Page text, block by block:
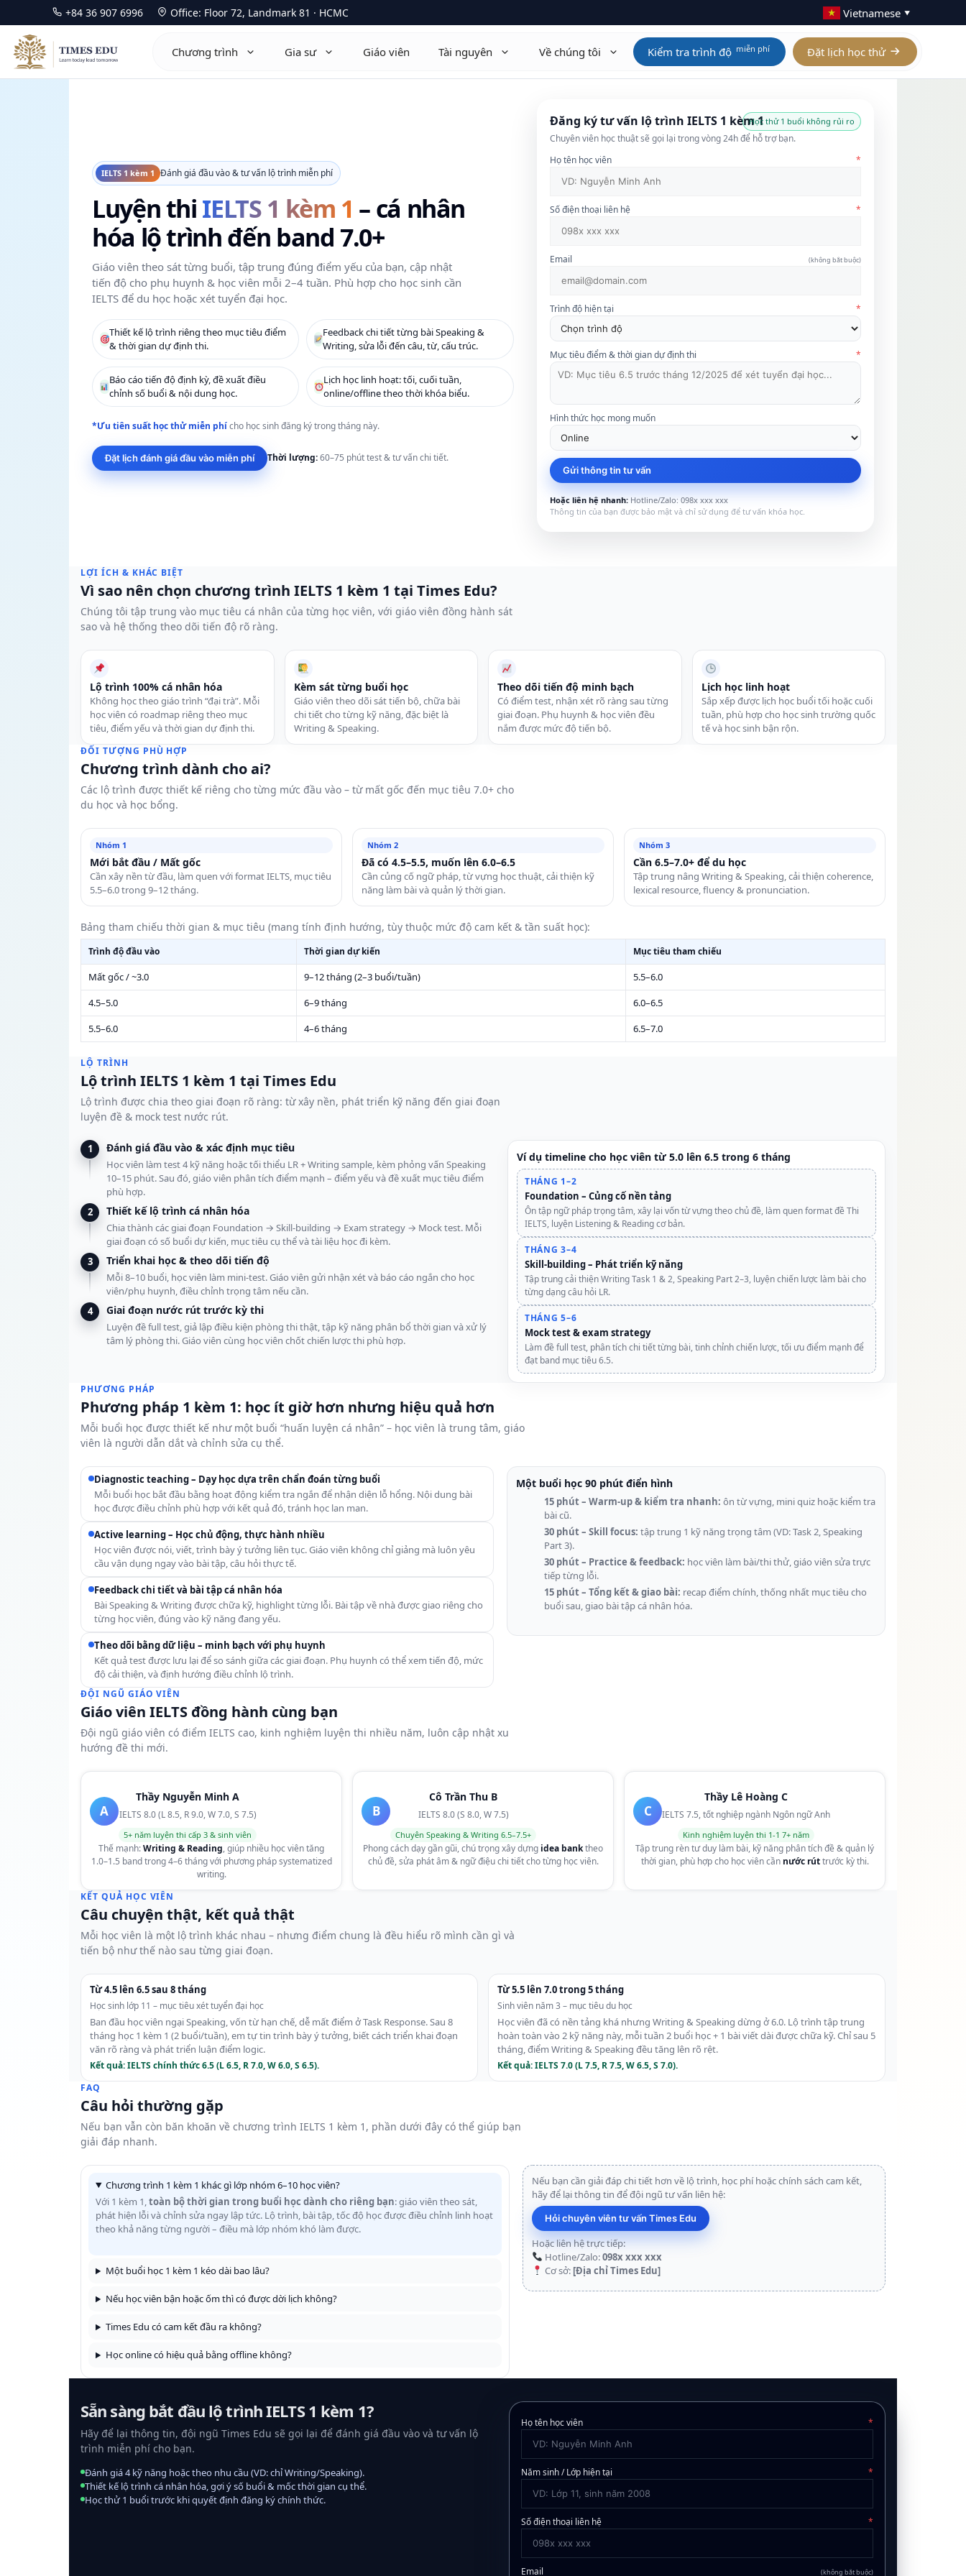
+84 36 907 6996 Office: Floor 72, Landmark 81 · HCMC Vietnamese ▼
đến
nội
dung
Chương trình
Chemistry 0620
Biology 0610
Computer Science 0478
Economics 0455
Business 0450
Add Math 0606
+7 môn khác
Xem tất cả 15 môn
Chemistry 9701
Biology
Economics 9708
Computer Science 9618
+ 5 môn khác
Xem tất cả 12 môn
Math AA · Math AI
Xem tất cả 20 môn
Calculus AB / BC
Physics
Chemistry
Homeschool IGCSE
Digital SAT
Gia sư Giáo viên Tài nguyên Về chúng tôi Kiểm tra trình độ miễn phí Đặt lịch học thử
IELTS 1 kèm 1 Đánh giá đầu vào & tư vấn lộ trình miễn phí
Luyện thiIELTS 1 kèm 1 – cá nhân
hóa lộ trình đến band 7.0+
Giáo viên theo sát từng buổi, tập trung đúng điểm yếu của bạn, cập nhật
tiến độ cho phụ huynh & học viên mỗi 2–4 tuần. Phù hợp cho học sinh cần
IELTS để du học hoặc xét tuyển đại học.
Thiết kế lộ trình riêng theo mục tiêu điểm
& thời gian dự định thi.
Feedback chi tiết từng bài Speaking &
Writing, sửa lỗi đến câu, từ, cấu trúc.
Báo cáo tiến độ định kỳ, đề xuất điều
chỉnh số buổi & nội dung học.
Lịch học linh hoạt: tối, cuối tuần,
online/offline theo thời khóa biểu.
*Ưu tiên suất học thử miễn phícho học sinh đăng ký trong tháng này.
Đặt lịch đánh giá đầu vào miễn phí Thời lượng:60–75 phút test & tư vấn chi tiết.
Đăng ký tư vấn lộ trình IELTS 1 kèm 1
Chuyên viên học thuật sẽ gọi lại trong vòng 24h để hỗ trợ bạn.
Học thử 1 buổi không rủi ro
Họ tên học viên *
Số điện thoại liên hệ *
Email (không bắt buộc)
Trình độ hiện tại *
Mục tiêu điểm & thời gian dự định thi *
Hình thức học mong muốn
Gửi thông tin tư vấn
Hoặc liên hệ nhanh:Hotline/Zalo: 098x xxx xxx
Thông tin của bạn được bảo mật và chỉ sử dụng để tư vấn khóa học.
LỢI ÍCH & KHÁC BIỆT
Vì sao nên chọn chương trình IELTS 1 kèm 1 tại Times Edu?
Chúng tôi tập trung vào mục tiêu cá nhân của từng học viên, với giáo viên đồng hành sát
sao và hệ thống theo dõi tiến độ rõ ràng.
Lộ trình 100% cá nhân hóa
Không học theo giáo trình “đại trà”. Mỗi
học viên có roadmap riêng theo mục
tiêu, điểm yếu và thời gian dự định thi.
Kèm sát từng buổi học
Giáo viên theo dõi sát tiến bộ, chữa bài
chi tiết cho từng kỹ năng, đặc biệt là
Writing & Speaking.
Theo dõi tiến độ minh bạch
Có điểm test, nhận xét rõ ràng sau từng
giai đoạn. Phụ huynh & học viên đều
nắm được mức độ tiến bộ.
Lịch học linh hoạt
Sắp xếp được lịch học buổi tối hoặc cuối
tuần, phù hợp cho học sinh trường quốc
tế và học sinh bận rộn.
ĐỐI TƯỢNG PHÙ HỢP
Chương trình dành cho ai?
Các lộ trình được thiết kế riêng cho từng mức đầu vào – từ mất gốc đến mục tiêu 7.0+ cho
du học và học bổng.
Nhóm 1
Mới bắt đầu / Mất gốc
Cần xây nền từ đầu, làm quen với format IELTS, mục tiêu
5.5–6.0 trong 9–12 tháng.
Nhóm 2
Đã có 4.5–5.5, muốn lên 6.0–6.5
Cần củng cố ngữ pháp, từ vựng học thuật, cải thiện kỹ
năng làm bài và quản lý thời gian.
Nhóm 3
Cần 6.5–7.0+ để du học
Tập trung nâng Writing & Speaking, cải thiện coherence,
lexical resource, fluency & pronunciation.
Bảng tham chiếu thời gian & mục tiêu (mang tính định hướng, tùy thuộc mức độ cam kết & tần suất học):
Trình độ đầu vào Thời gian dự kiến Mục tiêu tham chiếu
Mất gốc / ~3.0 9–12 tháng (2–3 buổi/tuần)
5.5–6.0
4.5–5.0
6–9 tháng
6.0–6.5
5.5–6.0
4–6 tháng 6.5–7.0
LỘ TRÌNH
Lộ trình IELTS 1 kèm 1 tại Times Edu
Lộ trình được chia theo giai đoạn rõ ràng: từ xây nền, phát triển kỹ năng đến giai đoạn
luyện đề & mock test nước rút.
1 Đánh giá đầu vào & xác định mục tiêu
Học viên làm test 4 kỹ năng hoặc tối thiểu LR + Writing sample, kèm phỏng vấn Speaking
10–15 phút. Sau đó, giáo viên phân tích điểm mạnh – điểm yếu và đề xuất mục tiêu điểm
phù hợp.
2
Thiết kế lộ trình cá nhân hóa
Chia thành các giai đoạn Foundation → Skill-building → Exam strategy → Mock test. Mỗi
giai đoạn có số buổi dự kiến, mục tiêu cụ thể và tài liệu học đi kèm.
3
Triển khai học & theo dõi tiến độ
Mỗi 8–10 buổi, học viên làm mini-test. Giáo viên gửi nhận xét và báo cáo ngắn cho học
viên/phụ huynh, điều chỉnh trọng tâm nếu cần.
4
Giai đoạn nước rút trước kỳ thi
Luyện đề full test, giả lập điều kiện phòng thi thật, tập kỹ năng phân bổ thời gian và xử lý
tâm lý phòng thi. Giáo viên cùng học viên chốt chiến lược thi phù hợp.
Ví dụ timeline cho học viên từ 5.0 lên 6.5 trong 6 tháng
THÁNG 1–2
Foundation – Củng cố nền tảng
Ôn tập ngữ pháp trọng tâm, xây lại vốn từ vựng theo chủ đề, làm quen format đề Thi
IELTS, luyện Listening & Reading cơ bản.
THÁNG 3–4
Skill-building – Phát triển kỹ năng
Tập trung cải thiện Writing Task 1 & 2, Speaking Part 2–3, luyện chiến lược làm bài cho
từng dạng câu hỏi LR.
THÁNG 5–6
Mock test & exam strategy
Làm đề full test, phân tích chi tiết từng bài, tinh chỉnh chiến lược, tối ưu điểm mạnh để
đạt band mục tiêu 6.5.
PHƯƠNG PHÁP
Phương pháp 1 kèm 1: học ít giờ hơn nhưng hiệu quả hơn
Mỗi buổi học được thiết kế như một buổi “huấn luyện cá nhân” – học viên là trung tâm, giáo
viên là người dẫn dắt và chỉnh sửa cụ thể.
Diagnostic teaching – Dạy học dựa trên chẩn đoán từng buổi
Mỗi buổi học bắt đầu bằng hoạt động kiểm tra ngắn để nhận diện lỗ hổng. Nội dung bài
học được điều chỉnh phù hợp với kết quả đó, tránh học lan man.
Active learning – Học chủ động, thực hành nhiều
Học viên được nói, viết, trình bày ý tưởng liên tục. Giáo viên không chỉ giảng mà luôn yêu
cầu vận dụng ngay vào bài tập, câu hỏi thực tế.
Feedback chi tiết và bài tập cá nhân hóa
Bài Speaking & Writing được chữa kỹ, highlight từng lỗi. Bài tập về nhà được giao riêng cho
từng học viên, đúng vào kỹ năng đang yếu.
Theo dõi bằng dữ liệu – minh bạch với phụ huynh
Kết quả test được lưu lại để so sánh giữa các giai đoạn. Phụ huynh có thể xem tiến độ, mức
độ cải thiện, và định hướng điều chỉnh lộ trình.
Một buổi học 90 phút điển hình
15 phút – Warm-up & kiểm tra nhanh: ôn từ vựng, mini quiz hoặc kiểm tra
bài cũ.
30 phút – Skill focus: tập trung 1 kỹ năng trọng tâm (VD: Task 2, Speaking
Part 3).
30 phút – Practice & feedback: học viên làm bài/thi thử, giáo viên sửa trực
tiếp từng lỗi.
15 phút – Tổng kết & giao bài: recap điểm chính, thống nhất mục tiêu cho
buổi sau, giao bài tập cá nhân hóa.
ĐỘI NGŨ GIÁO VIÊN
Giáo viên IELTS đồng hành cùng bạn
Đội ngũ giáo viên có điểm IELTS cao, kinh nghiệm luyện thi nhiều năm, luôn cập nhật xu
hướng đề thi mới.
A
Thầy Nguyễn Minh A
IELTS 8.0 (L 8.5, R 9.0, W 7.0, S 7.5)
5+ năm luyện thi cấp 3 & sinh viên
Thế mạnh:Writing & Reading, giúp nhiều học viên tăng
1.0–1.5 band trong 4–6 tháng với phương pháp systematized
writing.
B
Cô Trần Thu B
IELTS 8.0 (S 8.0, W 7.5)
Chuyên Speaking & Writing 6.5–7.5+
Phong cách dạy gần gũi, chú trọng xây dựng idea banktheo
chủ đề, sửa phát âm & ngữ điệu chi tiết cho từng học viên.
C
Thầy Lê Hoàng C
IELTS 7.5, tốt nghiệp ngành Ngôn ngữ Anh
Kinh nghiệm luyện thi 1-1 7+ năm
Tập trung rèn tư duy làm bài, kỹ năng phân tích đề & quản lý
thời gian, phù hợp cho học viên cần nước rúttrước kỳ thi.
KẾT QUẢ HỌC VIÊN
Câu chuyện thật, kết quả thật
Mỗi học viên là một lộ trình khác nhau – nhưng điểm chung là đều hiểu rõ mình cần gì và
tiến bộ như thế nào sau từng giai đoạn.
Từ 4.5 lên 6.5 sau 8 tháng
Học sinh lớp 11 – mục tiêu xét tuyển đại học
Ban đầu học viên ngại Speaking, vốn từ hạn chế, dễ mất điểm ở Task Response. Sau 8
tháng học 1 kèm 1 (2 buổi/tuần), em tự tin trình bày ý tưởng, biết cách triển khai đoạn
văn rõ ràng và phát triển luận điểm logic.
Kết quả: IELTS chính thức 6.5 (L 6.5, R 7.0, W 6.0, S 6.5).
Từ 5.5 lên 7.0 trong 5 tháng
Sinh viên năm 3 – mục tiêu du học
Học viên đã có nền tảng khá nhưng Writing & Speaking dừng ở 6.0. Lộ trình tập trung
hoàn toàn vào 2 kỹ năng này, mỗi tuần 2 buổi học + 1 bài viết dài được chữa kỹ. Chỉ sau 5
tháng, điểm Writing & Speaking đều tăng lên rõ rệt.
Kết quả: IELTS 7.0 (L 7.5, R 7.5, W 6.5, S 7.0).
FAQ
Câu hỏi thường gặp
Nếu bạn vẫn còn băn khoăn về chương trình IELTS 1 kèm 1, phần dưới đây có thể giúp bạn
giải đáp nhanh.
Chương trình 1 kèm 1 khác gì lớp nhóm 6–10 học viên?
Với 1 kèm 1,toàn bộ thời gian trong buổi học dành cho riêng bạn: giáo viên theo sát,
phát hiện lỗi và chỉnh sửa ngay lập tức. Lộ trình, bài tập, tốc độ học được điều chỉnh linh hoạt
theo khả năng từng người – điều mà lớp nhóm khó làm được.
Một buổi học 1 kèm 1 kéo dài bao lâu?
Nếu học viên bận hoặc ốm thì có được dời lịch không?
Times Edu có cam kết đầu ra không?
Học online có hiệu quả bằng offline không?
Nếu bạn cần giải đáp chi tiết hơn về lộ trình, học phí hoặc chính sách cam kết,
hãy để lại thông tin để đội ngũ tư vấn liên hệ:
Hỏi chuyên viên tư vấn Times Edu
Hoặc liên hệ trực tiếp:
Hotline/Zalo:098x xxx xxx
Cơ sở: [Địa chỉ Times Edu]
Sẵn sàng bắt đầu lộ trình IELTS 1 kèm 1?
Hãy để lại thông tin, đội ngũ Times Edu sẽ gọi lại để đánh giá đầu vào và tư vấn lộ
trình miễn phí cho bạn.
Đánh giá 4 kỹ năng hoặc theo nhu cầu (VD: chỉ Writing/Speaking).
Thiết kế lộ trình cá nhân hóa, gợi ý số buổi & mốc thời gian cụ thể.
Học thử 1 buổi trước khi quyết định đăng ký chính thức.
Họ tên học viên *
Năm sinh / Lớp hiện tại *
Số điện thoại liên hệ *
Email (không bắt buộc)